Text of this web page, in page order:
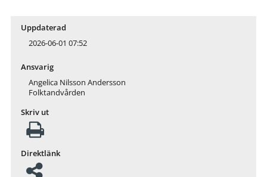
Uppdaterad
2026-06-01 07:52
Ansvarig
Angelica Nilsson Andersson
Folktandvården
Skriv ut
Direktlänk